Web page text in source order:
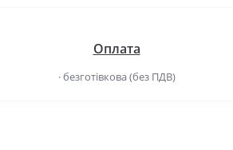
Оплата
· безготівкова (без ПДВ)